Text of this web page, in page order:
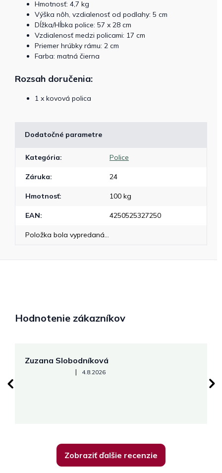
Hmotnosť: 4,7 kg
Výška nôh, vzdialenosť od podlahy: 5 cm
Dĺžka/Hĺbka police: 57 x 28 cm
Vzdialenosť medzi policami: 17 cm
Priemer hrúbky rámu: 2 cm
Farba: matná čierna
Rozsah doručenia:
1 x kovová polica
Dodatočné parametre
Kategória: Police
Záruka: 24
Hmotnosť: 100 kg
EAN: 4250525327250
Položka bola vypredaná…
Hodnotenie zákazníkov
Zuzana Slobodníková
Hodnotenie obchodu je 5 z 5 hviezdičiek.
| 4.8.2026
Zobraziť ďalšie recenzie